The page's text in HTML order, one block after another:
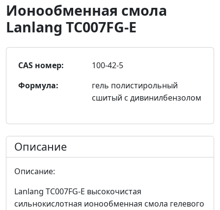
Ионообменная смола
Lanlang TC007FG-E
CAS номер:
100-42-5
Формула:
гель полистирольный
сшитый с дивинилбензолом
Описание
Описание:
Lanlang TC007FG-E высокочистая
сильнокислотная ионообменная смола гелевого